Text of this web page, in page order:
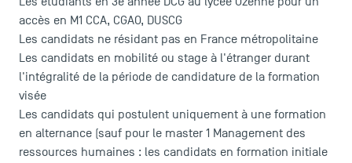
Le corps professoral
Campus tour
Accréditations
accès en M1 CCA, CGAO, DUSCG
Les candidats ne résidant pas en France métropolitaine
Les candidats en mobilité ou stage à l'étranger durant
l'intégralité de la période de candidature de la formation
visée
Les candidats qui postulent uniquement à une formation
en alternance (sauf pour le master 1 Management des
ressources humaines : les candidats en formation initiale